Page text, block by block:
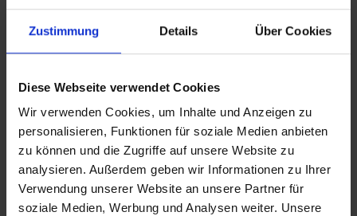
Zustimmung Details Über Cookies
Diese Webseite verwendet Cookies
Wir verwenden Cookies, um Inhalte und Anzeigen zu
personalisieren, Funktionen für soziale Medien anbieten
zu können und die Zugriffe auf unsere Website zu
analysieren. Außerdem geben wir Informationen zu Ihrer
Verwendung unserer Website an unsere Partner für
soziale Medien, Werbung und Analysen weiter. Unsere
Buchungen vorkommen kann, dass der Hotelier einen
Nachweis der Anreise aus einem EU-Land oder der Schweiz
fordert. Sollte ein derartiger Nachweis nicht gelingen, kann
Nachzahlungsforderungen stellt oder die Buchung nicht
akzeptiert. Bitte beachten Sie, dass die vtours
Hotelbeschreibung für Ihre Buchung relevant ist! Es ist
möglich, dass in Einzelfällen nicht alle Veranstalter
Hotelbeschreibungen ausweisen oder es entscheidende
Unterschiede in den beschriebenen Leistungen gibt. Aug.
2023